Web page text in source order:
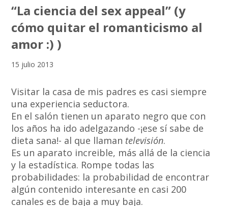
“La ciencia del sex appeal” (y
cómo quitar el romanticismo al
amor :) )
15 julio 2013
Visitar la casa de mis padres es casi siempre
una experiencia seductora.
En el salón tienen un aparato negro que con
los años ha ido adelgazando -¡ese sí sabe de
dieta sana!- al que llaman televisión.
Es un aparato increible, más allá de la ciencia
y la estadística. Rompe todas las
probabilidades: la probabilidad de encontrar
algún contenido interesante en casi 200
canales es de baja a muy baja.